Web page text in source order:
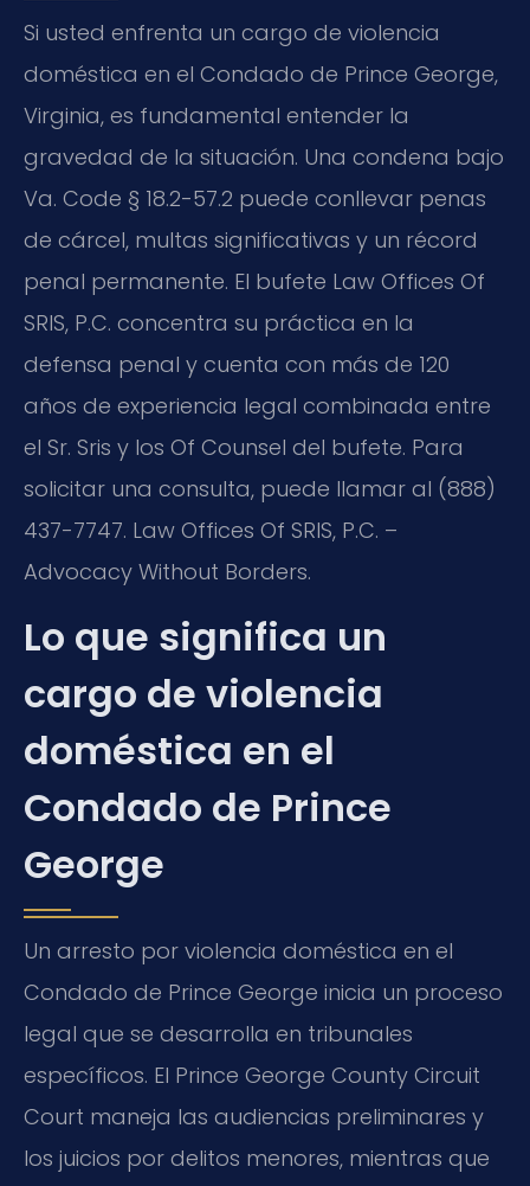
Si usted enfrenta un cargo de violencia
doméstica en el Condado de Prince George,
Virginia, es fundamental entender la
gravedad de la situación. Una condena bajo
Va. Code § 18.2-57.2 puede conllevar penas
de cárcel, multas significativas y un récord
penal permanente. El bufete Law Offices Of
SRIS, P.C. concentra su práctica en la
defensa penal y cuenta con más de 120
años de experiencia legal combinada entre
el Sr. Sris y los Of Counsel del bufete. Para
solicitar una consulta, puede llamar al (888)
437-7747. Law Offices Of SRIS, P.C. –
Advocacy Without Borders.
Lo que significa un
cargo de violencia
doméstica en el
Condado de Prince
George
Un arresto por violencia doméstica en el
Condado de Prince George inicia un proceso
legal que se desarrolla en tribunales
específicos. El Prince George County Circuit
Court maneja las audiencias preliminares y
los juicios por delitos menores, mientras que